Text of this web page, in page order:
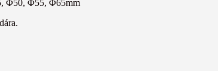
Φ50, Φ55, Φ65mm